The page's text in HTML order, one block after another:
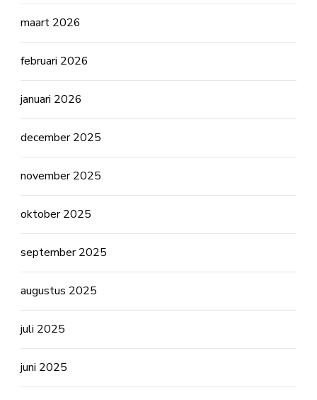
maart 2026
februari 2026
januari 2026
december 2025
november 2025
oktober 2025
september 2025
augustus 2025
juli 2025
juni 2025